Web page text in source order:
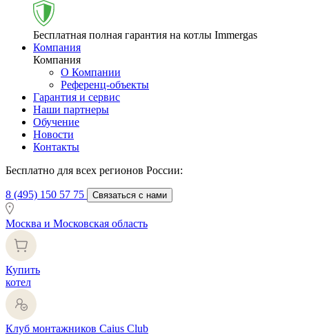
Бесплатная полная гарантия на котлы Immergas
Компания
Компания
О Компании
Референц-объекты
Гарантия и сервис
Наши партнеры
Обучение
Новости
Контакты
Бесплатно для всех регионов России:
8 (495) 150 57 75 Связаться с нами
Москва и Московская область
Купить
котел
Клуб монтажников Caius Club